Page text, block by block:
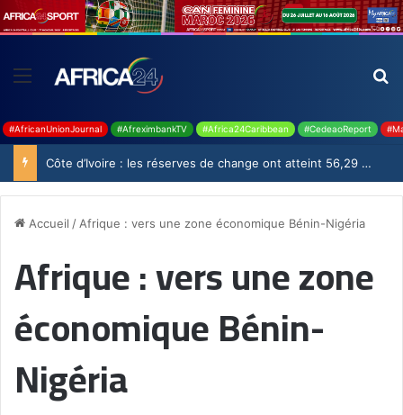
#AfricanUnionJournal #AfreximbankTV #Africa24Caribbean #CedeaoReport
Côte d’Ivoire : les réserves de change ont atteint 56,29 milliards USD en juillet
Accueil / Afrique : vers une zone économique Bénin-Nigéria
Afrique : vers une zone
économique Bénin-
Nigéria